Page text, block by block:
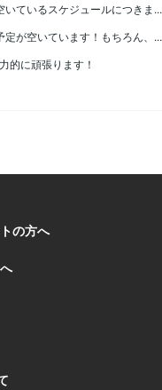
ているスケジュールにつきま...
定が空いています！もちろん、...
的に頑張ります！